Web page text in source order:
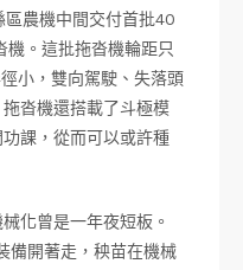
農機中間交付首批40
。這批拖沓機輪距只
小，雙向駕駛、失落頭
沓機還搭載了斗極模
課，從而可以或許種
化曾是一年夜短板。
備開著走，秧苗在機械